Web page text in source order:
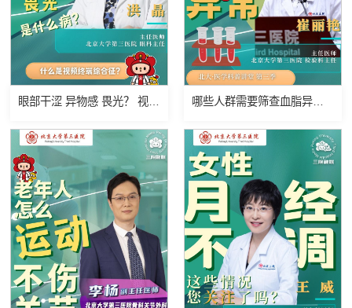
眼部干涩 异物感 畏光？ 视频终端综合征了解一下 哪些人群需要筛查血脂异常？